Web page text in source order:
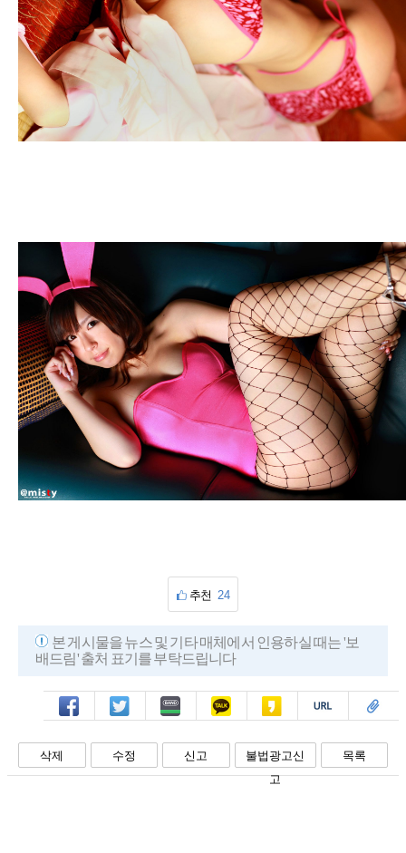
추천 24
본 게시물을 뉴스 및 기타 매체에서 인용하실 때는 '보
배드림' 출처 표기를 부탁드립니다
페북 트윗 밴드 카톡 카스 복사 스크랩
삭제 수정 신고
불법광고신
고
목록